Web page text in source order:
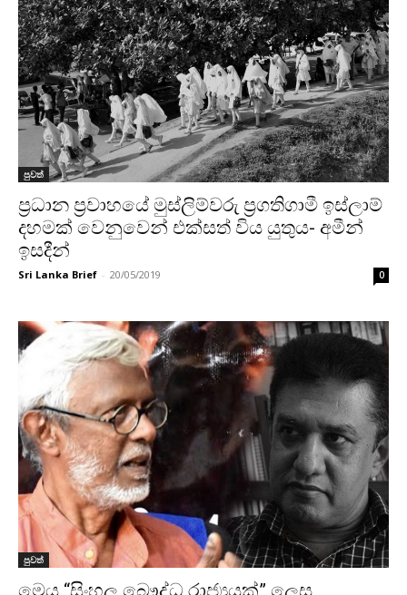
පුවත්
ප‍්‍රධාන ප‍්‍රවාහයේ මුස්ලිම්වරු ප‍්‍රගතිගාමී ඉස්ලාම්
දහමක් වෙනුවෙන් එක්සත් විය යුතුය- අමීන්
ඉසදීන්
Sri Lanka Brief - 20/05/2019 0
පුවත්
මෙය “සිංහල බෞද්ධ රාජ්‍යයක්” ලෙස